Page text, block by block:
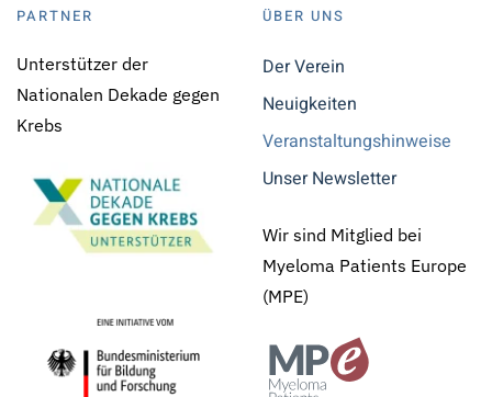
PARTNER
Unterstützer der
Nationalen Dekade gegen
Krebs
ÜBER UNS
Der Verein
Neuigkeiten
Veranstaltungshinweise
Unser Newsletter
Wir sind Mitglied bei
Myeloma Patients Europe
(MPE)